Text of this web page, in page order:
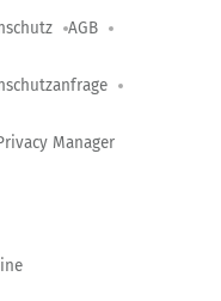
AGB
Manager